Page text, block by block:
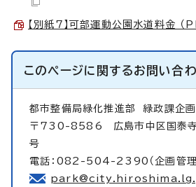
【別紙7】可部運動公園水道料金
このページに関するお問い合
都市整備局緑化推進部緑政課企
〒730-8586 広島市中区国泰
号
電話：082-504-2390（企画管理